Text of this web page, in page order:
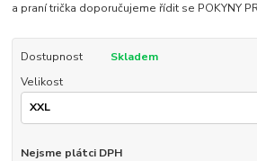
a praní trička doporučujeme řídit se POKYNY
Dostupnost
Skladem
Velikost
Nejsme plátci DPH